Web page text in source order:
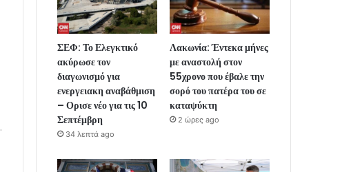
ΣΕΦ: Το Ελεγκτικό
ακύρωσε τον
διαγωνισμό για
ενεργειακη αναβάθμιση
– Ορισε νέο για τις 10
Σεπτέμβρη
34 λεπτά ago
Λακωνία: Έντεκα μήνες
με αναστολή στον
55χρονο που έβαλε την
σορό του πατέρα του σε
καταψύκτη
2 ώρες ago